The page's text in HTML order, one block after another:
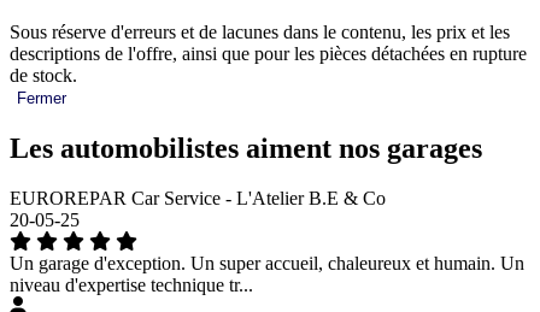
Sous réserve d'erreurs et de lacunes dans le contenu, les prix et les
descriptions de l'offre, ainsi que pour les pièces détachées en rupture
de stock.
Fermer
Les automobilistes aiment nos garages
EUROREPAR Car Service - L'Atelier B.E & Co
20-05-25
Un garage d'exception. Un super accueil, chaleureux et humain. Un
niveau d'expertise technique tr...